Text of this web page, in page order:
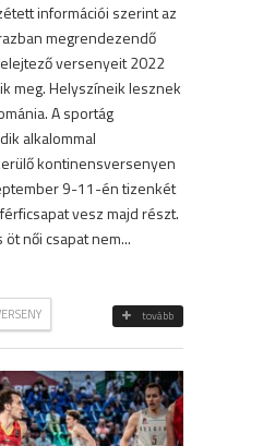
információi szerint az
megrendezendő
versenyeit 2022
meg. Helyszíneik lesznek
A sportág
alkalommal
kontinensversenyen
9-11-én tizenkét
vesz majd részt.
női csapat nem...
tovább